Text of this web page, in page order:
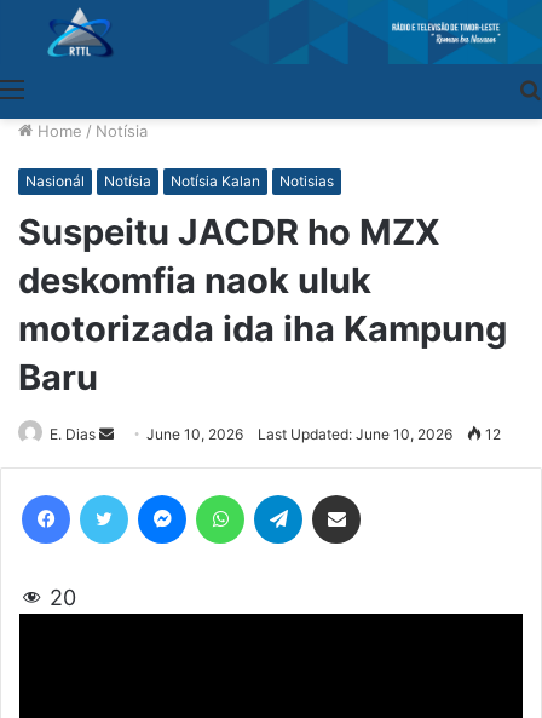
Home / Notísia
Nasionál Notísia Notísia Kalan Notisias
Suspeitu JACDR ho MZX
deskomfia naok uluk
motorizada ida iha Kampung
Baru
E. Dias
Send
an
June 10, 2026 Last Updated: June 10, 2026 12
20